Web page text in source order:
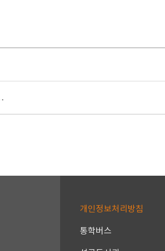
개인정보처리방침
통학버스